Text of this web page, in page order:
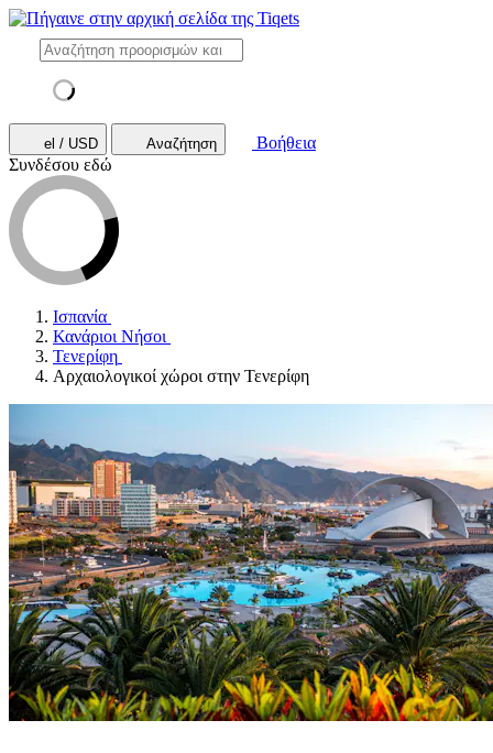
el / USD Αναζήτηση
Βοήθεια
Συνδέσου εδώ
Ισπανία
Κανάριοι Νήσοι
Τενερίφη
Αρχαιολογικοί χώροι στην Τενερίφη